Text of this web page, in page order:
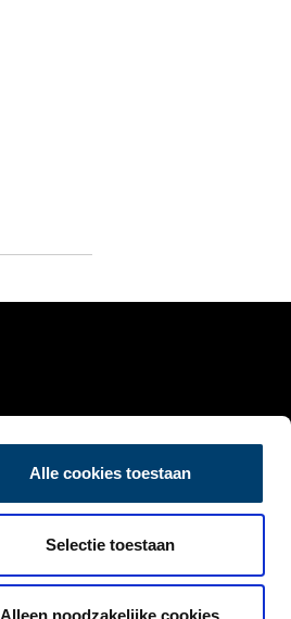
Alle cookies toestaan
Selectie toestaan
Alleen noodzakelijke cookies